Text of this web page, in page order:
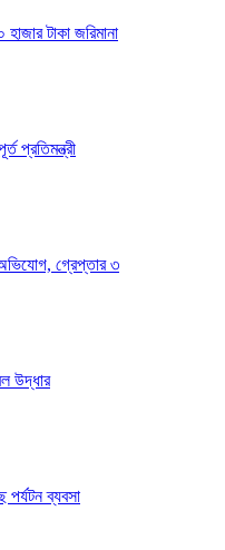
টাকা জরিমানা
প্রতিমন্ত্রী
অভিযোগ, গ্রেপ্তার ৩
উদ্ধার
পর্যটন ব্যবসা